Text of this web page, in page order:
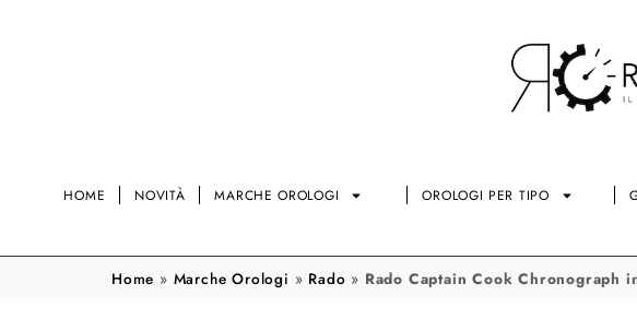
HOME NOVITÀ MARCHE OROLOGI OROLOGI PER TIPO
Home » Marche Orologi » Rado » Rado Captain Cook Chronograph